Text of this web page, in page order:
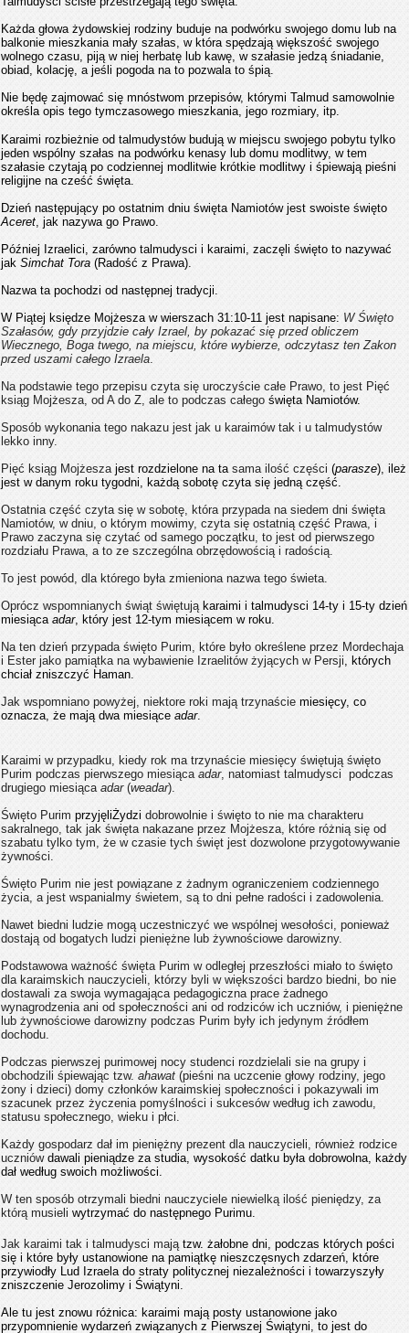
Każda głowa żydowskiej rodziny buduje na podwórku swojego domu lub na
balkonie mieszkania mały szałas, w która spędzają większość swojego
wolnego czasu, piją w niej herbatę lub kawę, w szałasie jedzą śniadanie,
obiad, kolację, a jeśli pogoda na to pozwala to śpią.
Nie będę zajmować się mnóstwom przepisów, którymi Talmud samowolnie
określa opis tego tymczasowego mieszkania, jego rozmiary, itp.
Karaimi rozbieżnie od talmudystów budują w miejscu swojego pobytu tylko
jeden wspólny szałas na podwórku kenasy lub domu modlitwy, w tem
szałasie czytają po codziennej modlitwie krótkie modlitwy i śpiewają pieśni
religijne na cześć święta.
Dzień następujący po ostatnim dniu święta Namiotów jest swoiste święto
Aceret, jak nazywa go Prawo.
Później Izraelici, zarówno talmudysci ​​i karaimi, zaczęli święto to nazywać
jak Simchat Tora (Radość z Prawa).
Nazwa ta pochodzi od następnej tradycji.
W Piątej księdze Mojżesza w wierszach 31:10-11 jest napisane: W Święto
Szałasów, gdy przyjdzie cały Izrael, by pokazać się przed obliczem
Wiecznego, Boga twego, na miejscu, które wybierze, odczytasz ten Zakon
przed uszami całego Izraela.
Na podstawie tego przepisu czyta się uroczyście całe Prawo, to jest Pięć
ksiąg Mojżesza, od A do Z, ale to podczas całego święta Namiotów.
Sposób wykonania tego nakazu jest jak u karaimów tak i u talmudystów
lekko inny.
Pięć ksiąg Mojżeszajest rozdzielone na ta sama ilość części (parasze), ileż
jest w danym roku tygodni, każdą sobotę czyta się jedną część.
Ostatnia część czyta się w sobotę, która przypada na siedem dni święta
Namiotów, w dniu, o którym mowimy, czyta się ostatnią część Prawa, i
Prawo zaczyna się czytać od samego początku, to jest od pierwszego
rozdziału Prawa, a to ze szczególna obrzędowością i radością.
To jest powód, dla którego była zmieniona nazwa tego świeta.
Oprócz wspomnianych świąt świętująkaraimi i talmudysci ​​14-ty i 15-ty dzień
miesiąca adar, który jest 12-tym miesiącem w roku.
Na ten dzień przypada święto Purim, które było określene przez Mordechaja
i Ester jako pamiątka na wybawienie Izraelitów żyjących w Persji, których
chciał zniszczyć Haman.
Jak wspomniano powyżej, niektore roki mają trzynaście miesięcy, co
oznacza, że mają dwa miesiące adar.
Karaimi w przypadku, kiedy rok ma trzynaście miesięcy świętują święto
Purim podczas pierwszego miesiąca adar, natomiast talmudysci ​​ podczas
drugiego miesiąca adar (weadar).
Święto Purim przyjęliŻydzi dobrowolnie i święto to nie ma charakteru
sakralnego, tak jak święta nakazane przez Mojżesza, które różnią się od
szabatu tylko tym, że w czasie tych święt jest dozwolone przygotowywanie
żywności.
Święto Purim nie jest powiązane z żadnym ograniczeniem codziennego
życia, a jest wspanialmy świetem, są to dni pełne radości i zadowolenia.
Nawet biedni ludzie mogą uczestniczyć we wspólnej wesołości, ponieważ
dostają od bogatych ludzi pieniężne lub żywnościowe darowizny.
Podstawowa ważność święta Purim w odległej przeszłości miało to święto
dla karaimskich nauczycieli, którzy byli w większości bardzo biedni, bo nie
dostawali za swoja wymagająca pedagogiczna prace żadnego
wynagrodzenia ani od społeczności ani od rodziców ich uczniów, i pieniężne
lub żywnościowe darowizny podczas Purim były ich jedynym źródłem
dochodu.
Podczas pierwszej purimowej nocy studenci rozdzielali sie na grupy i
obchodzili śpiewając tzw. ahawat (pieśni na uczcenie głowy rodziny, jego
żony i dzieci) domy członków karaimskiej społeczności i pokazywali im
szacunek przez życzenia pomyślności i sukcesów według ich zawodu,
statusu społecznego, wieku i płci.
Każdy gospodarz dał im pieniężny prezent dla nauczycieli, również rodzice
uczniów dawali pieniądze za studia, wysokość datku była dobrowolna, każdy
dał według swoich możliwości.
W ten sposób otrzymali biedni nauczyciele niewielką ilość pieniędzy, za
którą musieli wytrzymać do następnego Purimu.
Jak karaimi tak i talmudysci majątzw. żałobne dni, podczas których pości
się i które były ustanowione na pamiątkę nieszczęsnych zdarzeń, które
przywiodły Lud Izraela do straty politycznej niezależności i towarzyszyły
zniszczenie Jerozolimy i Świątyni.
Ale tu jest znowu różnica: karaimi mają posty ustanowione jako
przypomnienie wydarzeń związanych z Pierwszej Świątyni, to jest do